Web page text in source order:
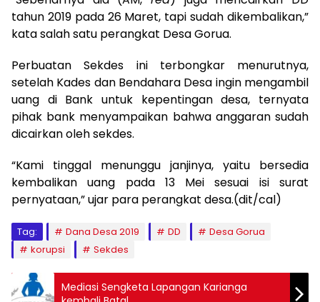
tahun 2019 pada 26 Maret, tapi sudah dikembalikan,”
kata salah satu perangkat Desa Gorua.
Perbuatan Sekdes ini terbongkar menurutnya,
setelah Kades dan Bendahara Desa ingin mengambil
uang di Bank untuk kepentingan desa, ternyata
pihak bank menyampaikan bahwa anggaran sudah
dicairkan oleh sekdes.
“Kami tinggal menunggu janjinya, yaitu bersedia
kembalikan uang pada 13 Mei sesuai isi surat
pernyataan,” ujar para perangkat desa.(dit/cal)
Tag: Dana Desa 2019 DD
Desa Gorua
korupsi
Sekdes
Mediasi Sengketa Lapangan Karianga